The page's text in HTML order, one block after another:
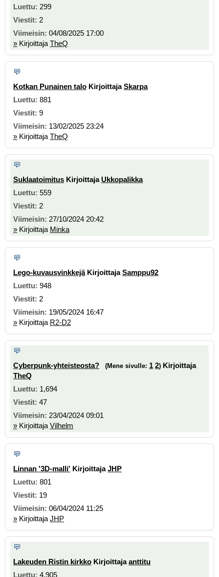
299
2
04/08/2025 17:00
» Kirjoittaja TheQ
Kotkan Punainen talo KirjoittajaSkarpa
881
9
13/02/2025 23:24
» Kirjoittaja TheQ
Suklaatoimitus Kirjoittaja Ukkopalikka
559
2
27/10/2024 20:42
» Kirjoittaja Minka
Lego-kuvausvinkkejä KirjoittajaSamppu92
948
2
19/05/2024 16:47
» Kirjoittaja R2-D2
Cyberpunk-yhteisteosta? (Mene sivulle: 1 2) Kirjoittaja
TheQ
1,694
47
23/04/2024 09:01
» Kirjoittaja Vilhelm
Linnan '3D-malli' KirjoittajaJHP
801
19
06/04/2024 11:25
» Kirjoittaja JHP
Lakeuden Ristin kirkko Kirjoittajaanttitu
4,905